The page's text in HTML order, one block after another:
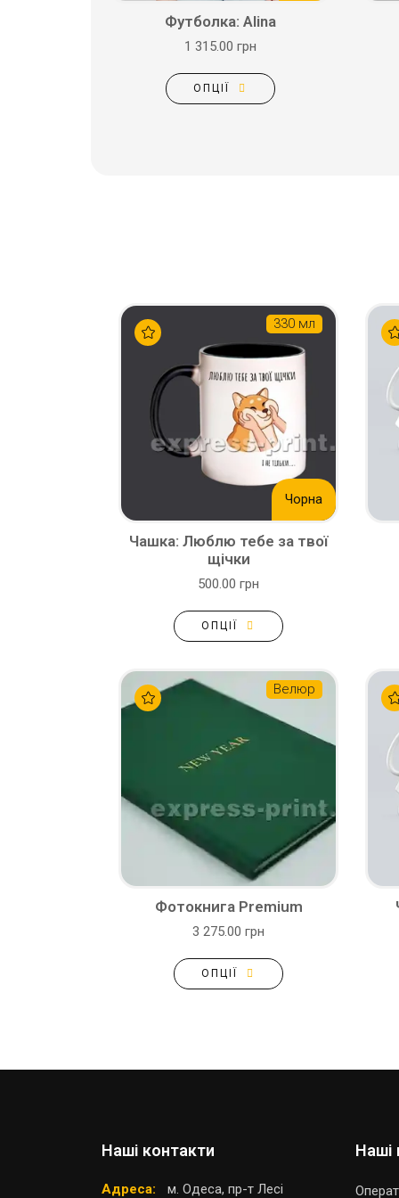
Футболка: Alina
1 315.00 грн
ОПЦІЇ
330 мл
Чорна
Чашка: Люблю тебе за твої
щічки
500.00 грн
ОПЦІЇ
Велюр
Фотокнига Premium
3 275.00 грн
ОПЦІЇ
Наші контакти
Адреса: м. Одеса, пр-т Лесі
Наші